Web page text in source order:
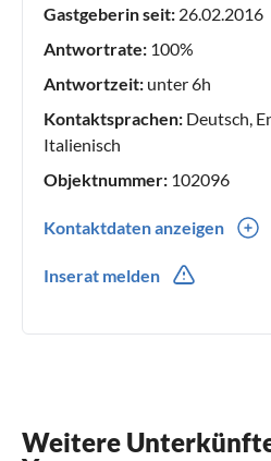
Gastgeberin seit: 26.02.2016
Antwortrate: 100%
Antwortzeit: unter 6h
Kontaktsprachen: Deutsch,
Italienisch
Objektnummer: 102096
Kontaktdaten anzeigen
Inserat melden
Weitere